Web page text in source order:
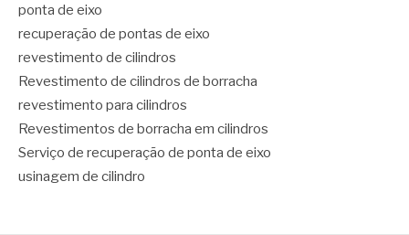
ponta de eixo
recuperação de pontas de eixo
revestimento de cilindros
Revestimento de cilindros de borracha
revestimento para cilindros
Revestimentos de borracha em cilindros
Serviço de recuperação de ponta de eixo
usinagem de cilindro